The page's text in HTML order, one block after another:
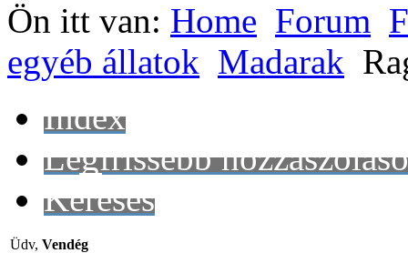
Ön itt van: Home Forum
egyéb állatok Madarak
Index
Legfrissebb
Keresés
Üdv, Vendég